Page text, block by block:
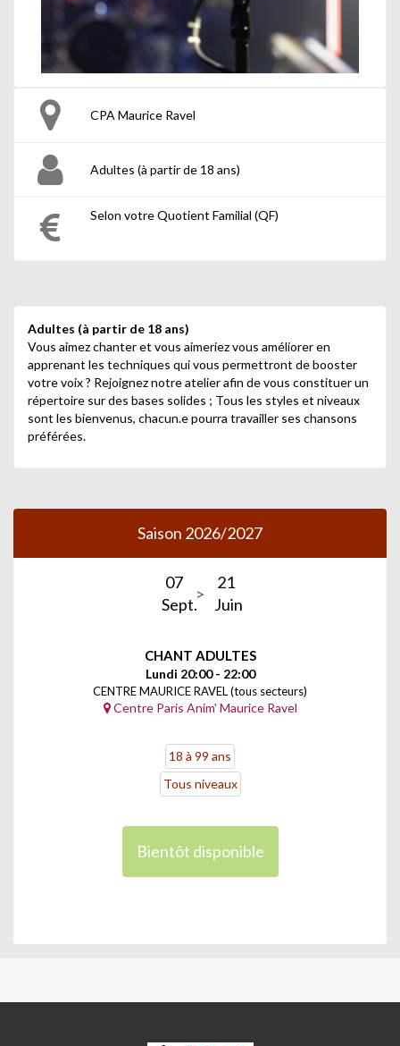
CPA Maurice Ravel
Adultes (à partir de 18 ans)
Selon votre Quotient Familial (QF)
Adultes (à partir de 18 ans)
Vous aimez chanter et vous aimeriez vous améliorer en
apprenant les techniques qui vous permettront de booster
votre voix ? Rejoignez notre atelier afin de vous constituer un
répertoire sur des bases solides ; Tous les styles et niveaux
sont les bienvenus, chacun.e pourra travailler ses chansons
préférées.
Saison 2026/2027
07
Sept.
21
Juin
CHANT ADULTES
Lundi 20:00 - 22:00
CENTRE MAURICE RAVEL (tous secteurs)
Centre Paris Anim' Maurice Ravel
18 à 99 ans
Tous niveaux
Bientôt disponible